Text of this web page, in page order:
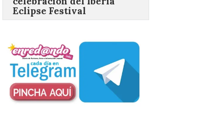
Durante la mañana de ayer
miércoles ha sido
solicitud relacionada con
la celebración de este evento. Ante las
informaciones aparecidas en distintos
medios de comunicación sobre la posible
celebración del denominado Iberia
Eclipse Festival en […]